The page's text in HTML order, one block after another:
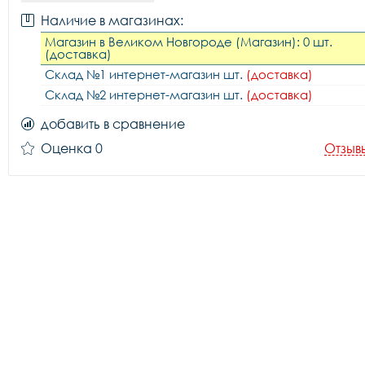
Наличие в магазинах:
Магазин в Великом Новгороде (Магазин): 0 шт.
(доставка)
Склад №1 интернет-магазин шт. (доставка)
Склад №2 интернет-магазин шт. (доставка)
добавить в сравнение
Оценка 0